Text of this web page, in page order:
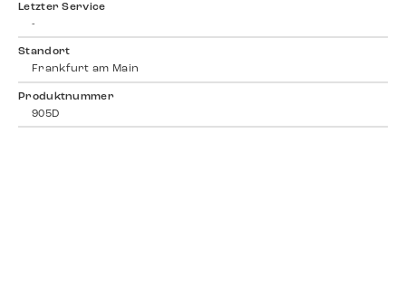
Letzter Service
-
Standort
Frankfurt am Main
Produktnummer
905D